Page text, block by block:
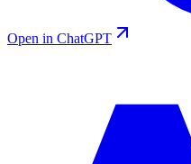
Open in ChatGPT